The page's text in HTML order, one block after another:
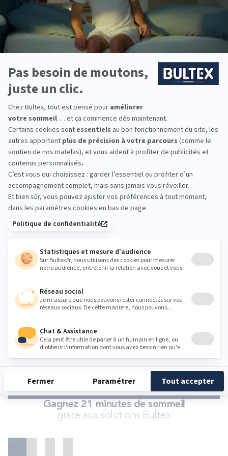
Sommier VIGOROSO
4.4(18 avis)
486,00 €
Raffermit le confort du matelas
Tissu plateau micro-ventilé
Effet déco : disponible en 5 coloris
DÉCOUVRIR
Nous répondons à toutes vos questions
En quoi consiste le service 101 nuits d'essai ?
Que signifient les dimensions 2x80/90/100x200 cm ou
sommier duo ?
Qu'est-ce que le zonage ou zones de confort ?
CONSULTER LA FAQ
Gagnez 21 minutes de sommeil
grâce aux solutions Bultex